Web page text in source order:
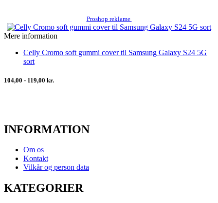
Proshop reklame
Mere information
Celly Cromo soft gummi cover til Samsung Galaxy S24 5G
sort
104,00 - 119,00 kr.
INFORMATION
Om os
Kontakt
Vilkår og person data
KATEGORIER